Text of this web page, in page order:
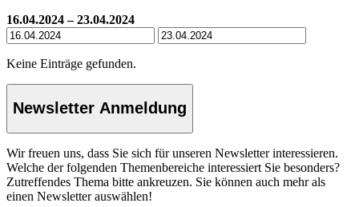
16.04.2024 – 23.04.2024
Keine Einträge gefunden.
Newsletter Anmeldung
Wir freuen uns, dass Sie sich für unseren Newsletter interessieren.
Welche der folgenden Themenbereiche interessiert Sie besonders?
Zutreffendes Thema bitte ankreuzen. Sie können auch mehr als
einen Newsletter auswählen!